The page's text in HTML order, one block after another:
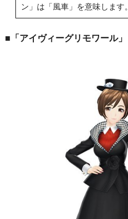
ン」は「風車」を意味します。
■「アイヴィーグリモワール」